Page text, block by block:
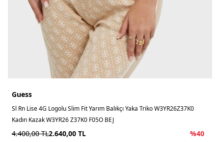
Guess
Sl Rn Lise 4G Logolu Slim Fit Yarım Balıkçı Yaka Triko W3YR26Z37K0
Kadın Kazak W3YR26 Z37K0 F05O BEJ
4.400,00TL2.640,00 TL %40